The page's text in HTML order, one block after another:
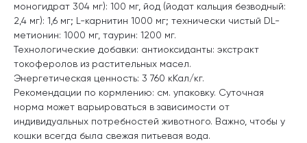
моногидрат 304 мг): 100 мг, йод (йодат кальция безводный:
2,4 мг): 1,6 мг; L-карнитин 1000 мг; технически чистый DL-
метионин: 1000 мг, таурин: 1200 мг.
Технологические добавки: антиоксиданты: экстракт
токоферолов из растительных масел.
Энергетическая ценность: 3 760 кКал/кг.
Рекомендации по кормлению: см. упаковку. Суточная
норма может варьироваться в зависимости от
индивидуальных потребностей животного. Важно, чтобы у
кошки всегда была свежая питьевая вода.